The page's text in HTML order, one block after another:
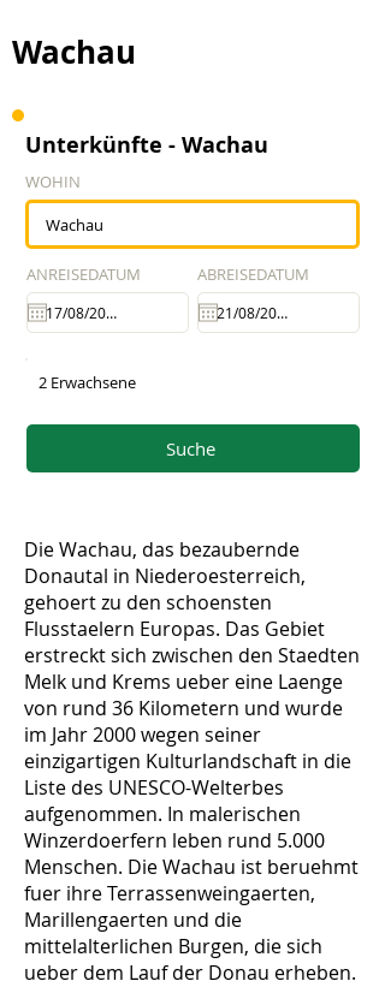
Wachau
Unterkünfte - Wachau
WOHIN
ANREISEDATUM ABREISEDATUM
2 Erwachsene
Suche
Die Wachau, das bezaubernde
Donautal in Niederoesterreich,
gehoert zu den schoensten
Flusstaelern Europas. Das Gebiet
erstreckt sich zwischen den Staedten
Melk und Krems ueber eine Laenge
von rund 36 Kilometern und wurde
im Jahr 2000 wegen seiner
einzigartigen Kulturlandschaft in die
Liste des UNESCO-Welterbes
aufgenommen. In malerischen
Winzerdoerfern leben rund 5.000
Menschen. Die Wachau ist beruehmt
fuer ihre Terrassenweingaerten,
Marillengaerten und die
mittelalterlichen Burgen, die sich
ueber dem Lauf der Donau erheben.